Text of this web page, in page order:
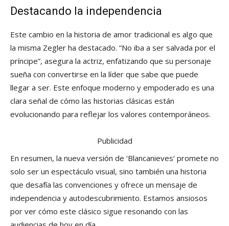
Destacando la independencia
Este cambio en la historia de amor tradicional es algo que
la misma Zegler ha destacado. “No iba a ser salvada por el
príncipe”, asegura la actriz, enfatizando que su personaje
sueña con convertirse en la líder que sabe que puede
llegar a ser. Este enfoque moderno y empoderado es una
clara señal de cómo las historias clásicas están
evolucionando para reflejar los valores contemporáneos.
Publicidad
En resumen, la nueva versión de ‘Blancanieves’ promete no
solo ser un espectáculo visual, sino también una historia
que desafía las convenciones y ofrece un mensaje de
independencia y autodescubrimiento. Estamos ansiosos
por ver cómo este clásico sigue resonando con las